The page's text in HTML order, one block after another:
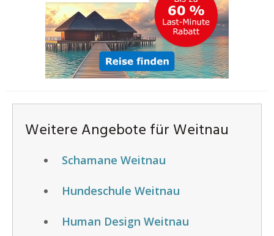
Weitere Angebote für Weitnau
Schamane Weitnau
Hundeschule Weitnau
Human Design Weitnau